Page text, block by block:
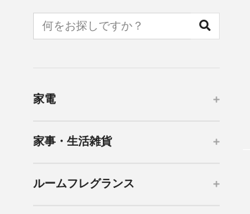
EVOOCH
キッチン家電 / 加湿器 / ハンディファ
陶器エコ加湿器 etc
Life on Productsについて
家電
家事・生活雑貨
ルームフレグランス